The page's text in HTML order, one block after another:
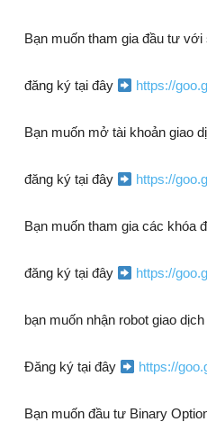
Bạn muốn tham gia đầu tư với
đăng ký tại đây https://
Bạn muốn mở tài khoản giao
đăng ký tại đây https://
Bạn muốn tham gia các khóa
đăng ký tại đây https://
bạn muốn nhận robot giao
Đăng ký tại đây https://
Bạn muốn đầu tư Binary